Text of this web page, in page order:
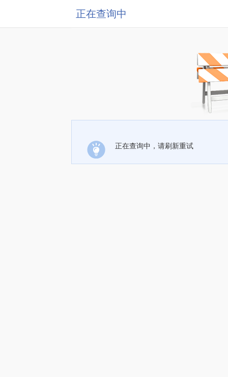
正在查询中
正在查询中，请刷新重试